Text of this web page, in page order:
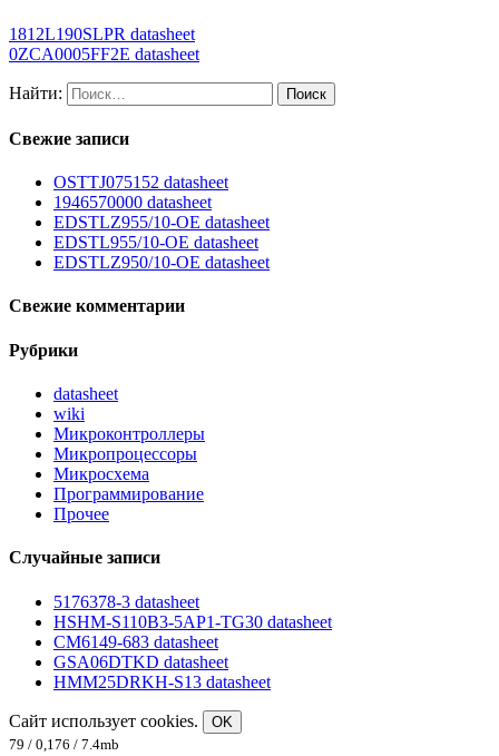
1812L190SLPR datasheet
0ZCA0005FF2E datasheet
Найти:
Свежие записи
OSTTJ075152 datasheet
1946570000 datasheet
EDSTLZ955/10-OE datasheet
EDSTL955/10-OE datasheet
EDSTLZ950/10-OE datasheet
Свежие комментарии
Рубрики
datasheet
wiki
Микроконтроллеры
Микропроцессоры
Микросхема
Программирование
Прочее
Случайные записи
5176378-3 datasheet
HSHM-S110B3-5AP1-TG30 datasheet
CM6149-683 datasheet
GSA06DTKD datasheet
HMM25DRKH-S13 datasheet
Сайт использует cookies.
OK
79 / 0,176 / 7.4mb